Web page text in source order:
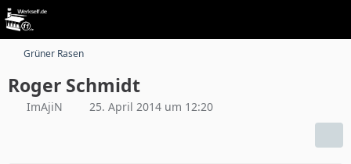
Grüner Rasen
Roger Schmidt
ImAjiN 25. April 2014 um 12:20